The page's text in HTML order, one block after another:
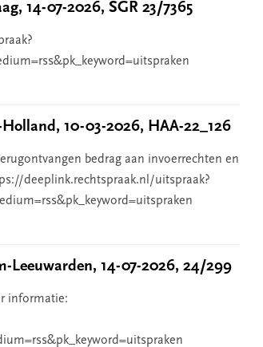
14-07-2026, SGR 23/7365
10-03-2026, HAA-22_126
bedrag aan invoerrechten en
deeplink.rechtspraak.nl/uitspraak?
Leeuwarden, 14-07-2026, 24/299
informatie: